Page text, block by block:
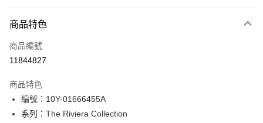
信用卡一次付款
超商取貨付款
Apple Pay
街口支付
商品特色
商品編號
11844827
商品特色
編號：10Y-01666455A
系列：The Riviera Collection